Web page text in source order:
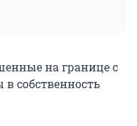
на границе с
собственность